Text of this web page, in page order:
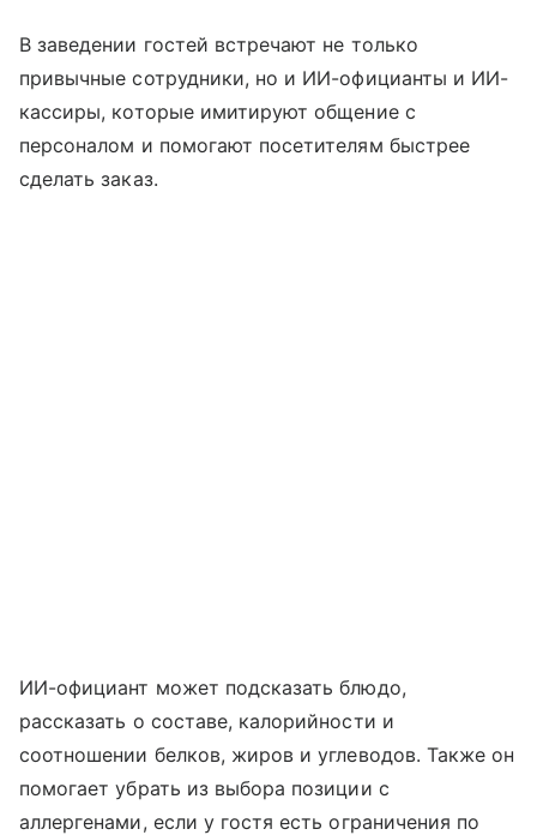
В заведении гостей встречают не только
привычные сотрудники, но и ИИ-официанты и ИИ-
кассиры, которые имитируют общение с
персоналом и помогают посетителям быстрее
сделать заказ.
ИИ-официант может подсказать блюдо,
рассказать о составе, калорийности и
соотношении белков, жиров и углеводов. Также он
помогает убрать из выбора позиции с
аллергенами, если у гостя есть ограничения по